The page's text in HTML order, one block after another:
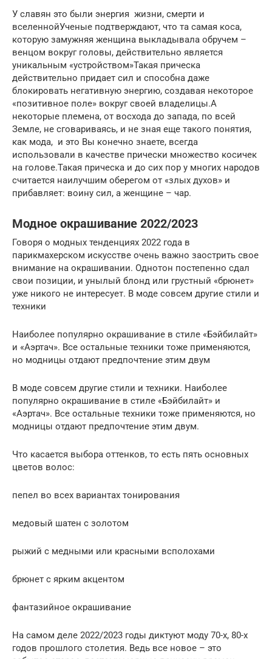
У славян это были энергия жизни, смерти и
вселеннойУченые подтверждают, что та самая коса,
которую замужняя женщина выкладывала обручем –
венцом вокруг головы, действительно является
уникальным «устройством»Такая прическа
действительно придает сил и способна даже
блокировать негативную энергию, создавая некоторое
«позитивное поле» вокруг своей владелицы.А
некоторые племена, от восхода до запада, по всей
Земле, не сговариваясь, и не зная еще такого понятия,
как мода, и это Вы конечно знаете, всегда
использовали в качестве прически множество косичек
на голове.Такая прическа и до сих пор у многих народов
считается наилучшим оберегом от «злых духов» и
прибавляет: воину сил, а женщине – чар.
Модное окрашивание 2022/2023
Говоря о модных тенденциях 2022 года в
парикмахерском искусстве очень важно заострить свое
внимание на окрашивании. Однотон постепенно сдал
свои позиции, и унылый блонд или грустный «брюнет»
уже никого не интересует. В моде совсем другие стили и
техники
Наиболее популярно окрашивание в стиле «Бэйбилайт»
и «Аэртач». Все остальные техники тоже применяются,
но модницы отдают предпочтение этим двум
В моде совсем другие стили и техники. Наиболее
популярно окрашивание в стиле «Бэйбилайт» и
«Аэртач». Все остальные техники тоже применяются, но
модницы отдают предпочтение этим двум.
Что касается выбора оттенков, то есть пять основных
цветов волос:
пепел во всех вариантах тонирования
медовый шатен с золотом
рыжий с медными или красными всполохами
брюнет с ярким акцентом
фантазийное окрашивание
На самом деле 2022/2023 годы диктуют моду 70-х, 80-х
годов прошлого столетия. Ведь все новое – это